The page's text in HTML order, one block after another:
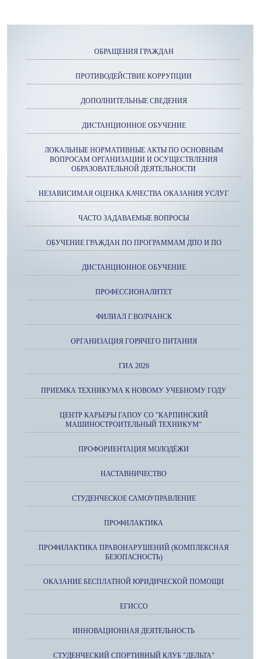
ОБРАЩЕНИЯ ГРАЖДАН
ПРОТИВОДЕЙСТВИЕ КОРРУПЦИИ
ДОПОЛНИТЕЛЬНЫЕ СВЕДЕНИЯ
ДИСТАНЦИОННОЕ ОБУЧЕНИЕ
ЛОКАЛЬНЫЕ НОРМАТИВНЫЕ АКТЫ ПО ОСНОВНЫМ
ВОПРОСАМ ОРГАНИЗАЦИИ И ОСУЩЕСТВЛЕНИЯ
ОБРАЗОВАТЕЛЬНОЙ ДЕЯТЕЛЬНОСТИ
НЕЗАВИСИМАЯ ОЦЕНКА КАЧЕСТВА ОКАЗАНИЯ УСЛУГ
ЧАСТО ЗАДАВАЕМЫЕ ВОПРОСЫ
ОБУЧЕНИЕ ГРАЖДАН ПО ПРОГРАММАМ ДПО И ПО
ДИСТАНЦИОННОЕ ОБУЧЕНИЕ
ПРОФЕССИОНАЛИТЕТ
ФИЛИАЛ Г.ВОЛЧАНСК
ОРГАНИЗАЦИЯ ГОРЯЧЕГО ПИТАНИЯ
ГИА 2026
ПРИЕМКА ТЕХНИКУМА К НОВОМУ УЧЕБНОМУ ГОДУ
ЦЕНТР КАРЬЕРЫ ГАПОУ СО "КАРПИНСКИЙ
МАШИНОСТРОИТЕЛЬНЫЙ ТЕХНИКУМ"
ПРОФОРИЕНТАЦИЯ МОЛОДЁЖИ
НАСТАВНИЧЕСТВО
СТУДЕНЧЕСКОЕ САМОУПРАВЛЕНИЕ
ПРОФИЛАКТИКА
ПРОФИЛАКТИКА ПРАВОНАРУШЕНИЙ (КОМПЛЕКСНАЯ
БЕЗОПАСНОСТЬ)
ОКАЗАНИЕ БЕСПЛАТНОЙ ЮРИДИЧЕСКОЙ ПОМОЩИ
ЕГИССО
ИННОВАЦИОННАЯ ДЕЯТЕЛЬНОСТЬ
СТУДЕНЧЕСКИЙ СПОРТИВНЫЙ КЛУБ "ДЕЛЬТА"